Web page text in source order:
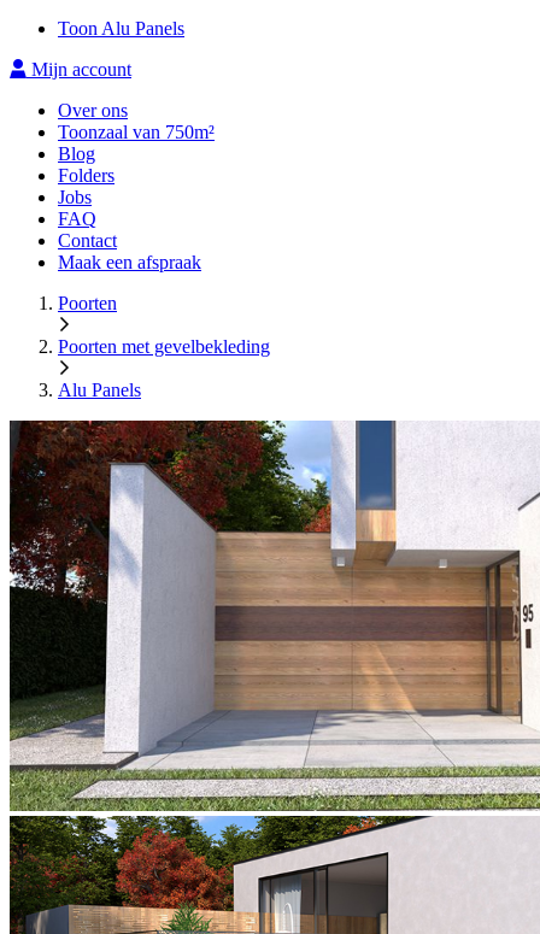
Toon Alu Panels
Mijn account
Over ons
Toonzaal van 750m²
Blog
Folders
Jobs
FAQ
Contact
Maak een afspraak
Poorten
Poorten met gevelbekleding
Alu Panels